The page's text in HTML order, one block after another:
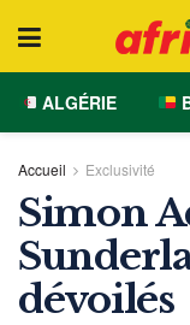
ALGÉRIE
Accueil Exclusivité
Simon
dévoilés